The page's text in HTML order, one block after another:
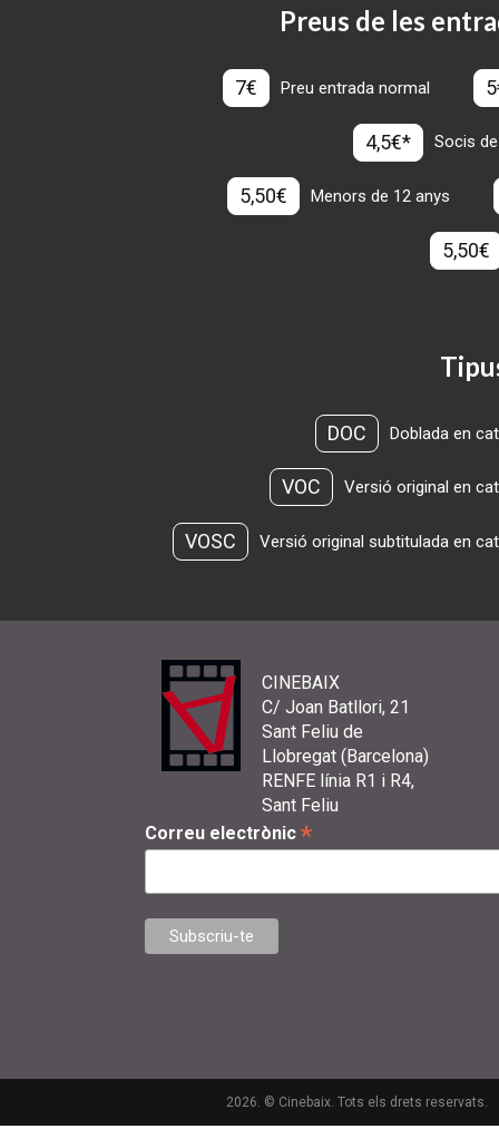
Preus de les
7€ Preu entrada normal
4,5€* Socis
5,50€ Menors de 12 anys
5,50€
DOC Doblada en
VOC Versió original en
VOSC Versió original subtitulada en
CINEBAIX
C/ Joan Batllori, 21
Sant Feliu de
Llobregat (Barcelona)
RENFE línia R1 i R4,
Sant Feliu
Correu electrònic *
2026. © Cinebaix. Tots els drets reservats.